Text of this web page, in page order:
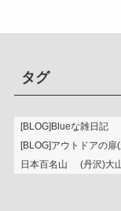
タグ
[BLOG]Blueな雑日記
[BLOG]アウトドアの扉
日本百名山
(丹沢)大